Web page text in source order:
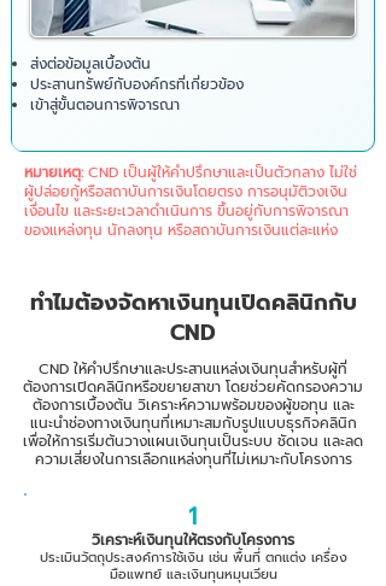
ส่งต่อข้อมูลเบื้องต้น
ประสานทรัพย์กับองค์กรที่เกี่ยวข้อง
เข้าสู่ขั้นตอนการพิจารณา ​
หมายเหตุ:CND เป็นผู้ให้คำปรึกษาและเป็นตัวกลาง ไม่ใช่
ผู้ปล่อยกู้หรือสถาบันการเงินโดยตรง การอนุมัติวงเงิน
เงื่อนไข และระยะเวลาดำเนินการ ขึ้นอยู่กับการพิจารณา
ของแหล่งทุน นักลงทุน หรือสถาบันการเงินแต่ละแห่ง
ทำไมต้องจัดหาเงินทุนเปิดคลินิกกับ
CND
CND ให้คำปรึกษาและประสานแหล่งเงินทุนสำหรับผู้ที่
ต้องการเปิดคลินิกหรือขยายสาขา โดยช่วยคัดกรองความ
ต้องการเบื้องต้น วิเคราะห์ความพร้อมของผู้ขอทุน และ
แนะนำช่องทางเงินทุนที่เหมาะสมกับรูปแบบธุรกิจคลินิก
เพื่อให้การเริ่มต้นวางแผนเงินทุนเป็นระบบ ชัดเจน และลด
ความเสี่ยงในการเลือกแหล่งทุนที่ไม่เหมาะกับโครงการ
1
วิเคราะห์เงินทุนให้ตรงกับโครงการ
ประเมินวัตถุประสงค์การใช้เงิน เช่น พื้นที่ ตกแต่ง เครื่อง
มือแพทย์ และเงินทุนหมุนเวียน